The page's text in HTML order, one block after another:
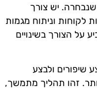
יש צורך
לקוחות וניתוח מגמות
על הצורך בשינויים
שיפורים ולבצע
זהו תהליך מתמשך,